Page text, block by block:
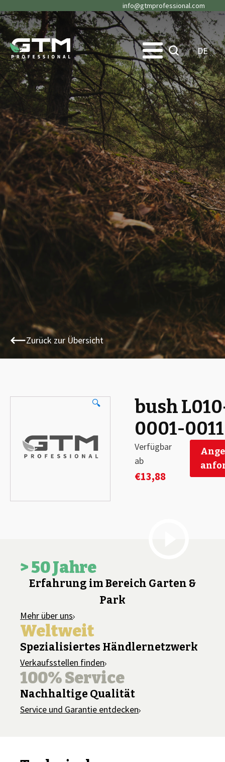
info@gtmprofessional.com
DE
Zurück zur Übersicht
🔍
bush
0001-0011
Verfügbar
ab
€13,88
> 50 Jahre
Erfahrung im Bereich Garten &
Park
Mehr über uns
Weltweit
Spezialisiertes Händlernetzwerk
Verkaufsstellen finden
100% Service
Nachhaltige Qualität
Service und Garantie entdecken